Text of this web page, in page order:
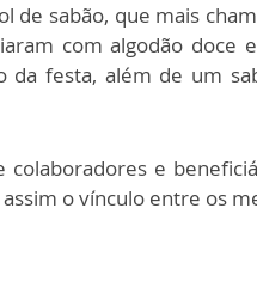
de sabão, que mais
com algodão doce
da festa, além de um
e
o vínculo entre os